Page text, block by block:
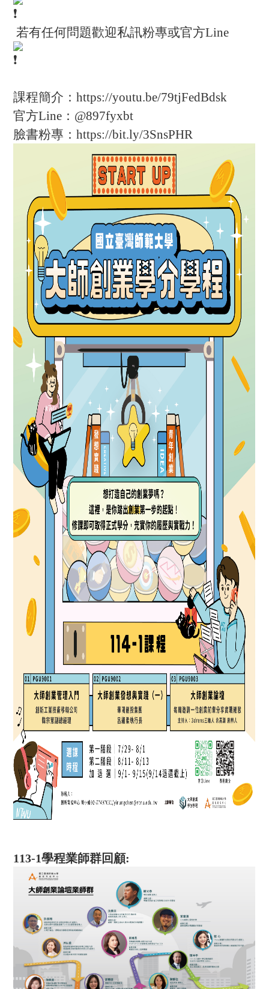
若有任何問題歡迎私訊粉專或官方Line
課程簡介：https://youtu.be/79tjFedBdsk
官方Line：@897fyxbt
臉書粉專：https://bit.ly/3SnsPHR
113-1學程業師群回顧: